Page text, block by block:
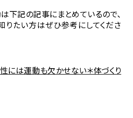
下記の記事にまとめているので、
たい方はぜひ参考にしてくださ
には運動も欠かせない＊体づくり